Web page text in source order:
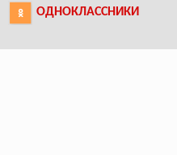
ОДНОКЛАССНИКИ